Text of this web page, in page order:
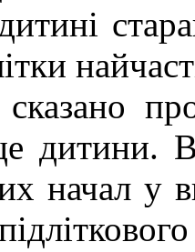
дитини.
начал у